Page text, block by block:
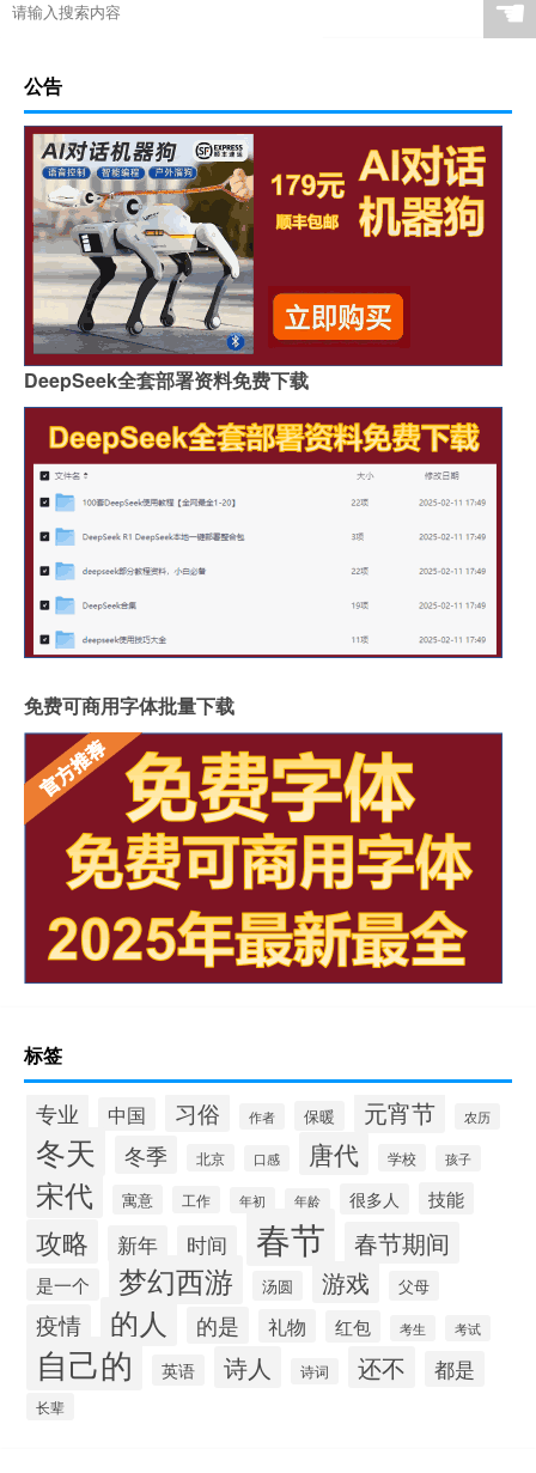
☚
公告
DeepSeek全套部署资料免费下载
免费可商用字体批量下载
标签
专业 中国 习俗 作者 保暖 元宵节 农历
冬天 冬季 北京 口感 唐代 学校 孩子
宋代 寓意 工作 年初 年龄 很多人 技能
攻略 新年 时间 春节 春节期间
是一个 梦幻西游 汤圆 游戏 父母
疫情 的人 的是 礼物 红包 考生 考试
自己的 英语 诗人 诗词 还不 都是
长辈